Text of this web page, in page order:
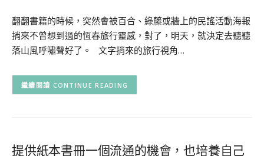
翻翻書籍的時候，突然會被百合、綠藤或牆上的民謠活動海報
捎來不曾想到過的恆春旅行靈感，對了，明天，就決定去聽聽
落山風呼嘯聲好了。 文字捎來的旅行視角…
CONTINUE READING
提供紙本書冊一個流通的機會，也培養自己